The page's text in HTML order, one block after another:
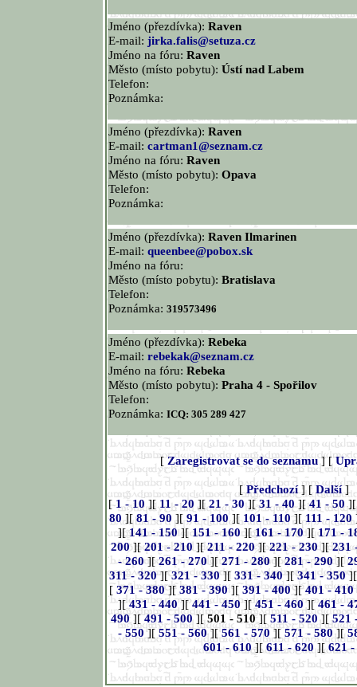
Jméno (přezdívka): Raven
E-mail: jirka.falis@setuza.cz
Jméno na fóru: Raven
Město (místo pobytu): Ústí nad Labem
Telefon:
Poznámka:
Jméno (přezdívka): Raven
E-mail: cartman1@seznam.cz
Jméno na fóru: Raven
Město (místo pobytu): Opava
Telefon:
Poznámka:
Jméno (přezdívka): Raven Ilmarinen
E-mail: queenbee@pobox.sk
Jméno na fóru:
Město (místo pobytu): Bratislava
Telefon:
Poznámka: 319573496
Jméno (přezdívka): Rebeka
E-mail: rebekak@seznam.cz
Jméno na fóru: Rebeka
Město (místo pobytu): Praha 4 - Spořilov
Telefon:
Poznámka: ICQ: 305 289 427
[Zaregistrovat se do seznamu] [
[Předchozí] [Další]
[1 - 10 ][ 11 - 20 ][ 21 - 30][31 - 40][41 - 50
80][81 - 90 ][91 - 100][101 - 110][111 - 120
][141 - 150][151 - 160][161 - 170][171 -
200][201 - 210 ][211 - 220][221 - 230][231
- 260][261 - 270 ][271 - 280][281 - 290][
311 - 320][321 - 330][ 331 - 340][341 - 350
[ 371 - 380][381 - 390][ 391 - 400][401 - 410
][431 - 440][441 - 450][451 - 460][461 -
490][491 - 500][501 - 510][511 - 520][521
- 550][551 - 560][561 - 570][571 - 580][
601 - 610][611 - 620 ][621